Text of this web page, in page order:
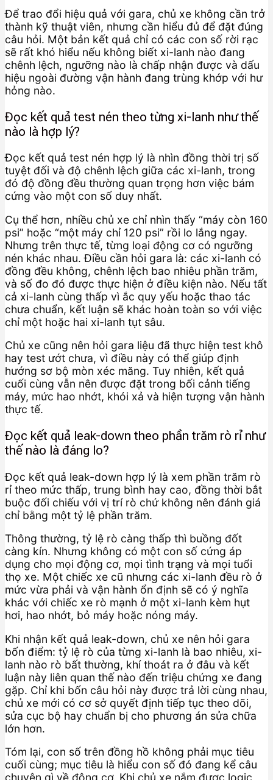
Để trao đổi hiệu quả với gara, chủ xe không cần trở
thành kỹ thuật viên, nhưng cần hiểu đủ để đặt đúng
câu hỏi. Một bản kết quả chỉ có các con số rời rạc
sẽ rất khó hiểu nếu không biết xi-lanh nào đang
chênh lệch, ngưỡng nào là chấp nhận được và dấu
hiệu ngoài đường vận hành đang trùng khớp với hư
hỏng nào.
Đọc kết quả test nén theo từng xi-lanh như thế
nào là hợp lý?
Đọc kết quả test nén hợp lý là nhìn đồng thời trị số
tuyệt đối và độ chênh lệch giữa các xi-lanh, trong
đó độ đồng đều thường quan trọng hơn việc bám
cứng vào một con số duy nhất.
Cụ thể hơn, nhiều chủ xe chỉ nhìn thấy “máy còn 160
psi” hoặc “một máy chỉ 120 psi” rồi lo lắng ngay.
Nhưng trên thực tế, từng loại động cơ có ngưỡng
nén khác nhau. Điều cần hỏi gara là: các xi-lanh có
đồng đều không, chênh lệch bao nhiêu phần trăm,
và số đo đó được thực hiện ở điều kiện nào. Nếu tất
cả xi-lanh cùng thấp vì ắc quy yếu hoặc thao tác
chưa chuẩn, kết luận sẽ khác hoàn toàn so với việc
chỉ một hoặc hai xi-lanh tụt sâu.
Chủ xe cũng nên hỏi gara liệu đã thực hiện test khô
hay test ướt chưa, vì điều này có thể giúp định
hướng sơ bộ mòn xéc măng. Tuy nhiên, kết quả
cuối cùng vẫn nên được đặt trong bối cảnh tiếng
máy, mức hao nhớt, khói xả và hiện tượng vận hành
thực tế.
Đọc kết quả leak-down theo phần trăm rò rỉ như
thế nào là đáng lo?
Đọc kết quả leak-down hợp lý là xem phần trăm rò
rỉ theo mức thấp, trung bình hay cao, đồng thời bắt
buộc đối chiếu với vị trí rò chứ không nên đánh giá
chỉ bằng một tỷ lệ phần trăm.
Thông thường, tỷ lệ rò càng thấp thì buồng đốt
càng kín. Nhưng không có một con số cứng áp
dụng cho mọi động cơ, mọi tình trạng và mọi tuổi
thọ xe. Một chiếc xe cũ nhưng các xi-lanh đều rò ở
mức vừa phải và vận hành ổn định sẽ có ý nghĩa
khác với chiếc xe rò mạnh ở một xi-lanh kèm hụt
hơi, hao nhớt, bỏ máy hoặc nóng máy.
Khi nhận kết quả leak-down, chủ xe nên hỏi gara
bốn điểm: tỷ lệ rò của từng xi-lanh là bao nhiêu, xi-
lanh nào rò bất thường, khí thoát ra ở đâu và kết
luận này liên quan thế nào đến triệu chứng xe đang
gặp. Chỉ khi bốn câu hỏi này được trả lời cùng nhau,
chủ xe mới có cơ sở quyết định tiếp tục theo dõi,
sửa cục bộ hay chuẩn bị cho phương án sửa chữa
lớn hơn.
Tóm lại, con số trên đồng hồ không phải mục tiêu
cuối cùng; mục tiêu là hiểu con số đó đang kể câu